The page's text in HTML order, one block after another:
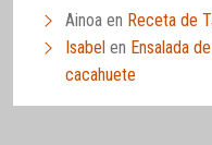
Ainoa en Receta de
Isabel en Ensalada
cacahuete